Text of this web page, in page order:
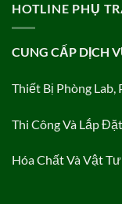
HOTLINE PHỤ
CUNG CẤP DỊCH
Thiết Bị Phòng Lab,
Thi Công Và Lắp
Hóa Chất Và Vật